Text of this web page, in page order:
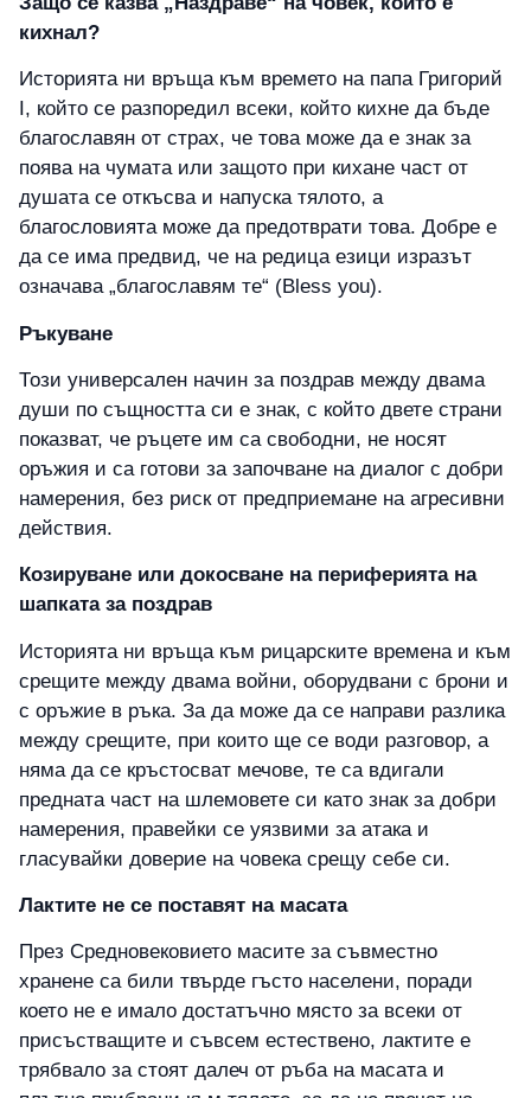
кихнал?
Историята ни връща към времето на папа Григорий
I, който се разпоредил всеки, който кихне да бъде
благославян от страх, че това може да е знак за
поява на чумата или защото при кихане част от
душата се откъсва и напуска тялото, а
благословията може да предотврати това. Добре е
да се има предвид, че на редица езици изразът
означава „благославям те“ (Bless you).
Ръкуване
Този универсален начин за поздрав между двама
души по същността си е знак, с който двете страни
показват, че ръцете им са свободни, не носят
оръжия и са готови за започване на диалог с добри
намерения, без риск от предприемане на агресивни
действия.
Козируване или докосване на периферията на
шапката за поздрав
Историята ни връща към рицарските времена и към
срещите между двама войни, оборудвани с брони и
с оръжие в ръка. За да може да се направи разлика
между срещите, при които ще се води разговор, а
няма да се кръстосват мечове, те са вдигали
предната част на шлемовете си като знак за добри
намерения, правейки се уязвими за атака и
гласувайки доверие на човека срещу себе си.
Лактите не се поставят на масата
През Средновековието масите за съвместно
хранене са били твърде гъсто населени, поради
което не е имало достатъчно място за всеки от
присъстващите и съвсем естествено, лактите е
трябвало за стоят далеч от ръба на масата и